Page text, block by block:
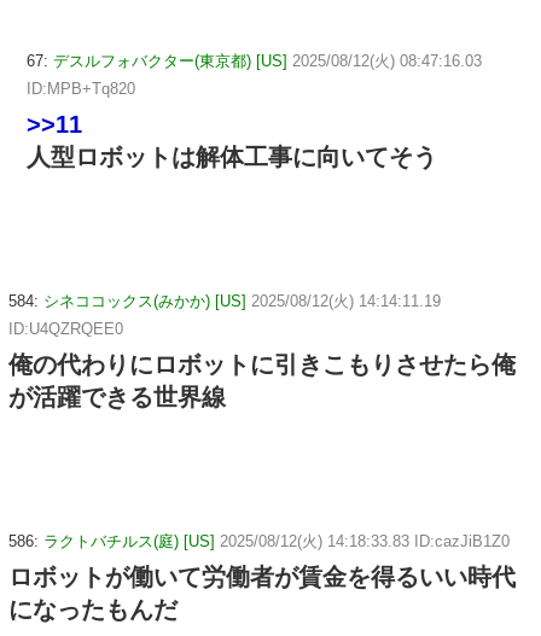
67: デスルフォバクター(東京都) [US] 2025/08/12(火) 08:47:16.03
ID:MPB+Tq820
>>11
人型ロボットは解体工事に向いてそう
584: シネココックス(みかか) [US] 2025/08/12(火) 14:14:11.19
ID:U4QZRQEE0
俺の代わりにロボットに引きこもりさせたら俺
が活躍できる世界線
586: ラクトバチルス(庭) [US] 2025/08/12(火) 14:18:33.83 ID:cazJiB1Z0
ロボットが働いて労働者が賃金を得るいい時代
になったもんだ